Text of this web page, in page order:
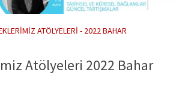
ATÖLYELERI - 2022 BAHAR
Atölyeleri 2022 Bahar